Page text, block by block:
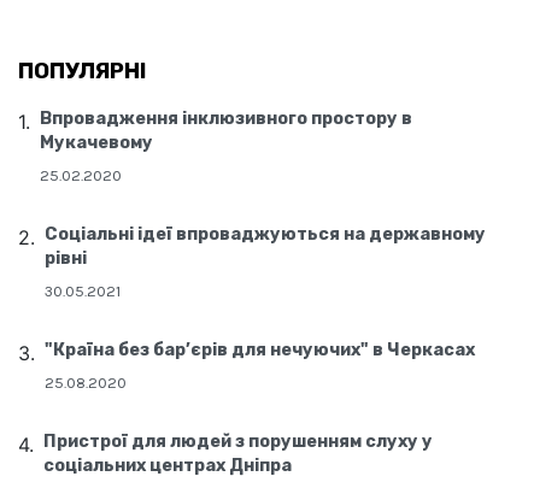
ПОПУЛЯРНІ
Впровадження інклюзивного простору в
Мукачевому
25.02.2020
Соціальні ідеї впроваджуються на державному
рівні
30.05.2021
"Країна без бар’єрів для нечуючих" в Черкасах
25.08.2020
Пристрої для людей з порушенням слуху у
соціальних центрах Дніпра